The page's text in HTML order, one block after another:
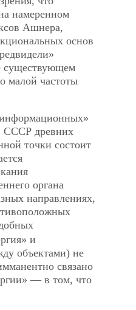
намеренном
Ашнера,
основ
существующем
малой частоты
информационных»
СССР древних
точки состоит
органа
направлениях,
и
объектами) не
связано
— в том, что